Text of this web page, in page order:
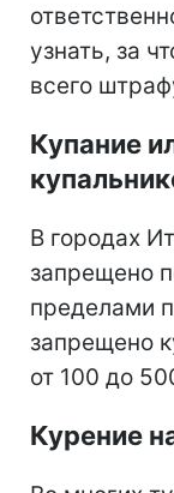
узнать, за
всего
Купание
В городах
запрещено
пределами
запрещено
от 100 до
Курение